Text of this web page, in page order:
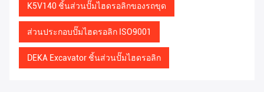
K5V140 ชิ้นส่วนปั๊มไฮดรอลิกของรถขุด
ส่วนประกอบปั๊มไฮดรอลิก ISO9001
DEKA Excavator ชิ้นส่วนปั๊มไฮดรอลิก